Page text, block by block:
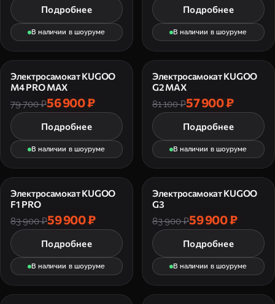
Подробнее
В наличии в шоуруме
Подробнее
В наличии в шоуруме
Электросамокат KUGOO
M4 PRO MAX
79 700 ₽56 900 ₽
Подробнее
В наличии в шоуруме
Электросамокат KUGOO
G2 MAX
81 100 ₽57 900 ₽
Подробнее
В наличии в шоуруме
Электросамокат KUGOO
F1 PRO
83 900 ₽59 900 ₽
Подробнее
В наличии в шоуруме
Электросамокат KUGOO
G3
83 900 ₽59 900 ₽
Подробнее
В наличии в шоуруме